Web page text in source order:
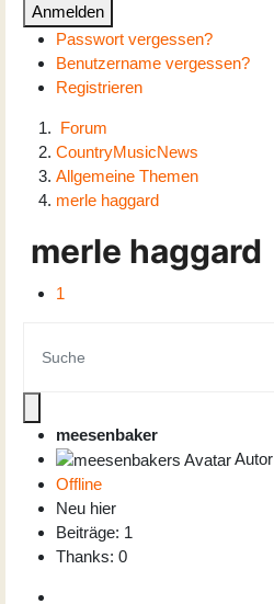
Anmelden
Passwort vergessen?
Benutzername vergessen?
Registrieren
Forum
CountryMusicNews
Allgemeine Themen
merle haggard
merle haggard
1
meesenbaker
Autor
Offline
Neu hier
Beiträge: 1
Thanks: 0